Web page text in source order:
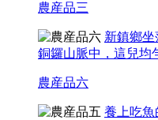
農産品三
新鎮鄉
銅鑼山脈中，這兒均
農産品六
養上吃魚